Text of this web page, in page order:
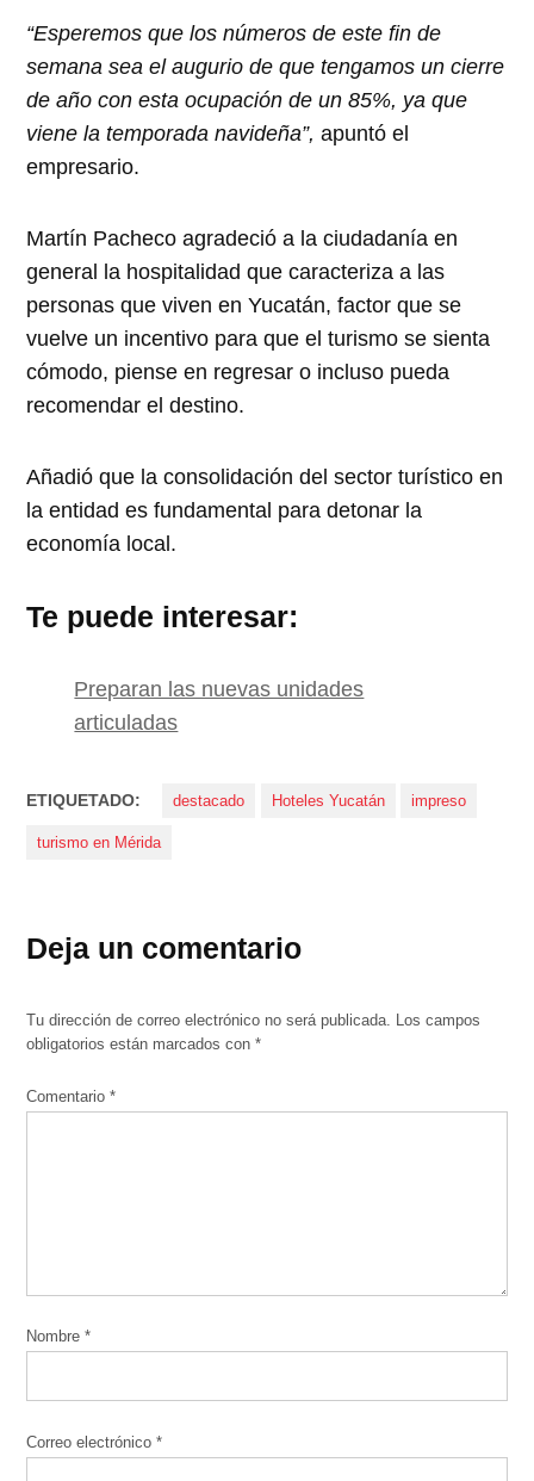
“Esperemos que los números de este fin de
semana sea el augurio de que tengamos un cierre
de año con esta ocupación de un 85%, ya que
viene la temporada navideña”,apuntó el
empresario.
Martín Pacheco agradeció a la ciudadanía en
general la hospitalidad que caracteriza a las
personas que viven en Yucatán, factor que se
vuelve un incentivo para que el turismo se sienta
cómodo, piense en regresar o incluso pueda
recomendar el destino.
Añadió que la consolidación del sector turístico en
la entidad es fundamental para detonar la
economía local.
Te puede interesar:
Preparan las nuevas unidades
articuladas
ETIQUETADO: destacado Hoteles Yucatán impreso
turismo en Mérida
Deja un comentario
Tu dirección de correo electrónico no será publicada. Los campos
obligatorios están marcados con*
Comentario*
Nombre*
Correo electrónico*